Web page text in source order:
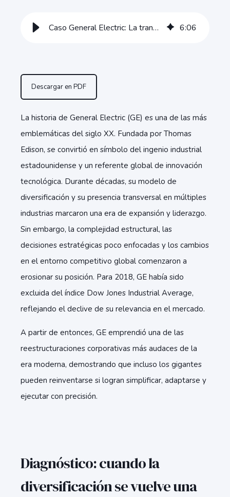
Caso General Electric: La transformación que salvó al ícono industrial 6:06
Descargar en PDF
La historia de General Electric (GE) es una de las más
emblemáticas del siglo XX. Fundada por Thomas
Edison, se convirtió en símbolo del ingenio industrial
estadounidense y un referente global de innovación
tecnológica. Durante décadas, su modelo de
diversificación y su presencia transversal en múltiples
industrias marcaron una era de expansión y liderazgo.
Sin embargo, la complejidad estructural, las
decisiones estratégicas poco enfocadas y los cambios
en el entorno competitivo global comenzaron a
erosionar su posición. Para 2018, GE había sido
excluida del índice Dow Jones Industrial Average,
reflejando el declive de su relevancia en el mercado.
A partir de entonces, GE emprendió una de las
reestructuraciones corporativas más audaces de la
era moderna, demostrando que incluso los gigantes
pueden reinventarse si logran simplificar, adaptarse y
ejecutar con precisión.
Diagnóstico: cuando la
diversificación se vuelve una